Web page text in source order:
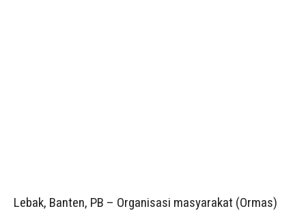
Lebak, Banten, PB – Organisasi masyarakat (Ormas)